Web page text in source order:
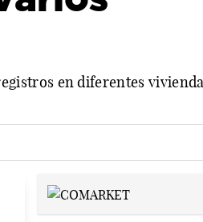
en diferentes